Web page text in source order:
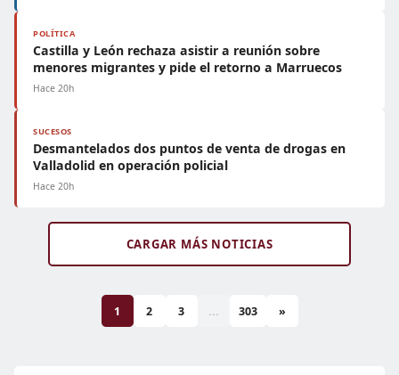
POLÍTICA
Castilla y León rechaza asistir a reunión sobre
menores migrantes y pide el retorno a Marruecos
Hace 20h
SUCESOS
Desmantelados dos puntos de venta de drogas en
Valladolid en operación policial
Hace 20h
CARGAR MÁS NOTICIAS
1 2 3 ... 303 »